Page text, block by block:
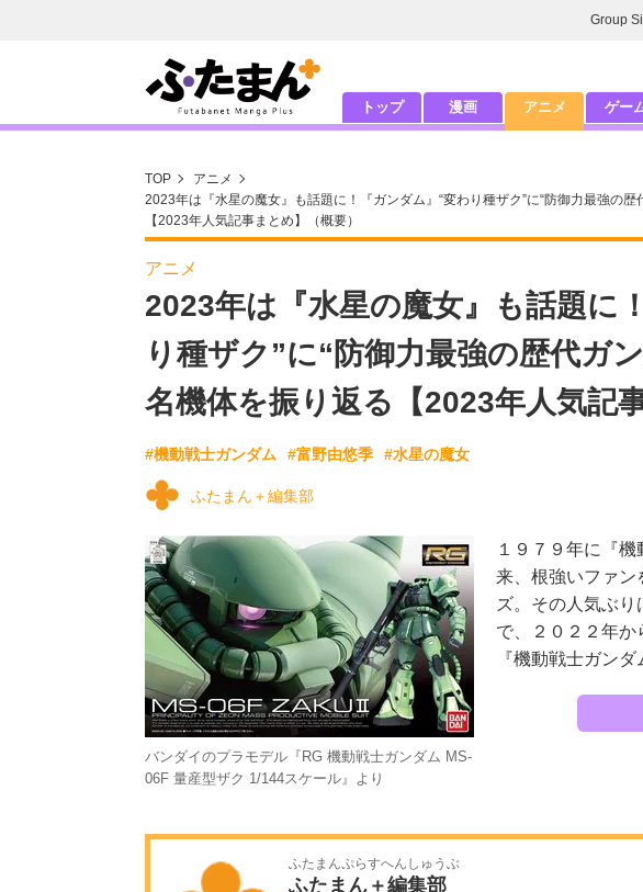
Group
トップ 漫画 アニメ ゲー
TOP
アニメ
2023年は『水星の魔女』も話題に！『ガンダム』“変わり種ザク”に“防御力最強の
【2023年人気記事まとめ】（概要）
アニメ
2023年は『水星の魔女』も話題に
り種ザク”に“防御力最強の歴代ガ
名機体を振り返る【2023年人気記
#機動戦士ガンダム #富野由悠季 #水星の魔女
ふたまん＋編集部
バンダイのプラモデル『RG 機動戦士ガンダム MS-
06F 量産型ザク 1/144スケール』より
１９７９年に『
来、根強いファン
ズ。その人気ぶ
で、２０２２年
『機動戦士ガン
ふたまんぷらすへんしゅうぶ
ふたまん＋編集部